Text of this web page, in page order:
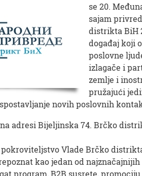
se 20.
sajam
distrikta BiH
događaj koji
poslovne
izlagače i
zemlje i
pružajući
novih poslovnih
adresi Bijeljinska 74. Brčko
Vlade Brčko
kao jedan od najznačajnijih
program, B2B susrete,